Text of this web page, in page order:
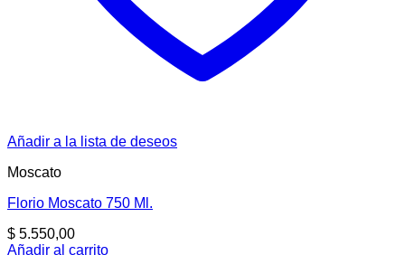
Añadir a la lista de deseos
Moscato
Florio Moscato 750 Ml.
$ 5.550,00
Añadir al carrito